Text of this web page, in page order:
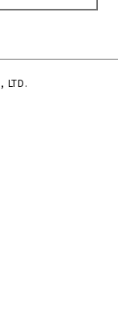
LTD.